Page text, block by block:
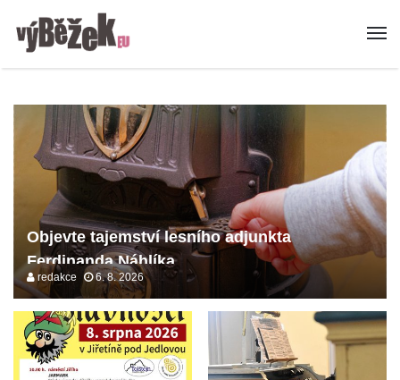
Objevte tajemství lesního adjunkta
Ferdinanda Náhlíka
redakce 6. 8. 2026